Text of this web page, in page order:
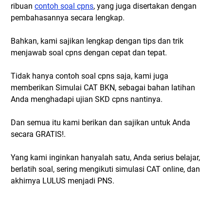
ribuan contoh soal cpns, yang juga disertakan dengan
pembahasannya secara lengkap.
Bahkan, kami sajikan lengkap dengan tips dan trik
menjawab soal cpns dengan cepat dan tepat.
Tidak hanya contoh soal cpns saja, kami juga
memberikan Simulai CAT BKN, sebagai bahan latihan
Anda menghadapi ujian SKD cpns nantinya.
Dan semua itu kami berikan dan sajikan untuk Anda
secara GRATIS!.
Yang kami inginkan hanyalah satu, Anda serius belajar,
berlatih soal, sering mengikuti simulasi CAT online, dan
akhirnya LULUS menjadi PNS.